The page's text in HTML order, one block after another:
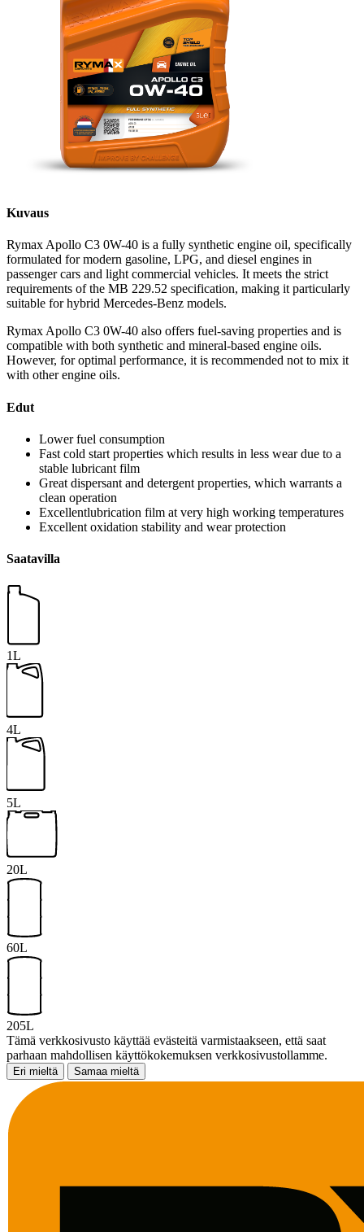
Kuvaus
Rymax Apollo C3 0W-40 is a fully synthetic engine oil, specifically
formulated for modern gasoline, LPG, and diesel engines in
passenger cars and light commercial vehicles. It meets the strict
requirements of the MB 229.52 specification, making it particularly
suitable for hybrid Mercedes-Benz models.
Rymax Apollo C3 0W-40 also offers fuel-saving properties and is
compatible with both synthetic and mineral-based engine oils.
However, for optimal performance, it is recommended not to mix it
with other engine oils.
Edut
Lower fuel consumption
Fast cold start properties which results in less wear due to a
stable lubricant film
Great dispersant and detergent properties, which warrants a
clean operation
Excellentlubrication film at very high working temperatures
Excellent oxidation stability and wear protection
Saatavilla
1L
4L
5L
20L
60L
205L
Tämä verkkosivusto käyttää evästeitä varmistaakseen, että saat
parhaan mahdollisen käyttökokemuksen verkkosivustollamme.
Eri mieltä Samaa mieltä